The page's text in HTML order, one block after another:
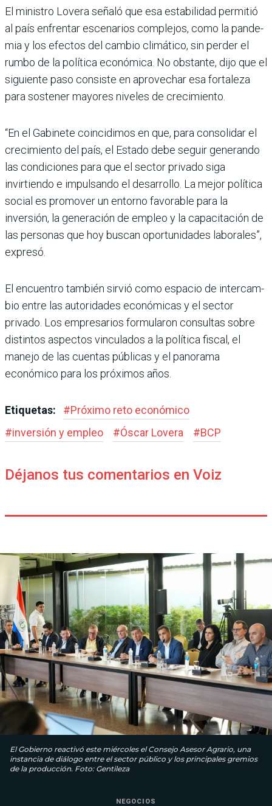
El ministro Lovera señaló que esa estabilidad permitió
al país enfrentar escenarios complejos, como la pande­
mia y los efectos del cam­bio climático, sin perder el
rumbo de la política econó­mica. No obstante, dijo que el
siguiente paso consiste en aprovechar esa fortaleza
para sostener mayores nive­les de crecimiento.
“En el Gabinete coincidimos en que, para consolidar el
cre­cimiento del país, el Estado debe seguir generando
las condiciones para que el sec­tor privado siga
invirtiendo e impulsando el desarrollo. La mejor política
social es promo­ver un entorno favorable para la
inversión, la generación de empleo y la capacitación de
las personas que hoy buscan opor­tunidades laborales”,
expresó.
El encuentro también sirvió como espacio de intercam­
bio entre las autoridades eco­nómicas y el sector
privado. Los empresarios formula­ron consultas sobre
distin­tos aspectos vinculados a la política fiscal, el
manejo de las cuentas públicas y el panorama
económico para los próximos años.
Etiquetas: #Próximo reto económico
#inversión y empleo #Óscar Lovera #BCP
Déjanos tus comentarios en Voiz
El Gobierno reactivó este miércoles el Consejo Asesor Agrario, una
instancia de diálogo entre el sector público y los principales gremios
de la producción. Foto: Gentileza
NEGOCIOS